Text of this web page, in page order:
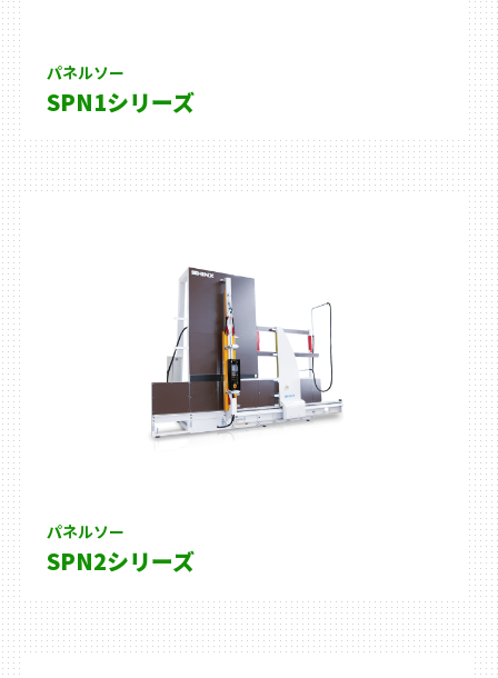
パネルソー
SPN1シリーズ
パネルソー
SPN2シリーズ